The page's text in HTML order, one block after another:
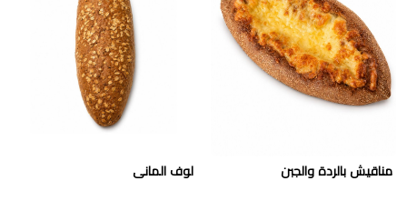
مناقيش بالردة والجبن لوف المانى